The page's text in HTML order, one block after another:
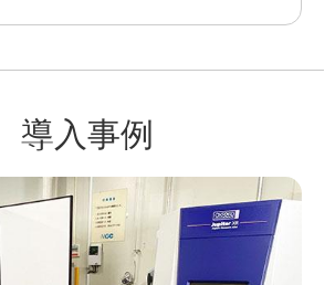
導入事例